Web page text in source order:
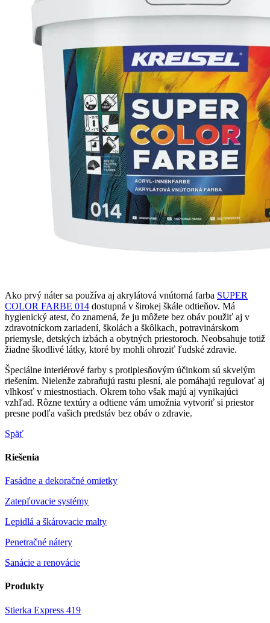
Ako prvý náter sa používa aj akrylátová vnútorná farba SUPER
COLOR FARBE 014 dostupná v širokej škále odtieňov. Má
hygienický atest, čo znamená, že ju môžete bez obáv použiť aj v
zdravotníckom zariadení, školách a škôlkach, potravinárskom
priemysle, detských izbách a obytných priestoroch. Neobsahuje totiž
žiadne škodlivé látky, ktoré by mohli ohroziť ľudské zdravie.
Špeciálne interiérové farby s protiplesňovým účinkom sú skvelým
riešením. Nielenže zabraňujú rastu plesní, ale pomáhajú regulovať aj
vlhkosť v miestnostiach. Okrem toho však majú aj vynikajúci
vzhľad. Rôzne textúry a odtiene vám umožnia vytvoriť si priestor
presne podľa vašich predstáv bez obáv o zdravie.
Späť
Riešenia
Fasádne a dekoračné omietky
Zatepľovacie systémy
Lepidlá a škárovacie malty
Penetračné nátery
Sanácie a renovácie
Produkty
Stierka Express 419